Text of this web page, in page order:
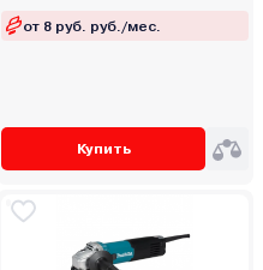
от 8 руб. руб./мес.
Купить